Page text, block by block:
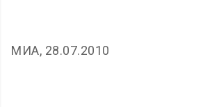
МИА, 28.07.2010